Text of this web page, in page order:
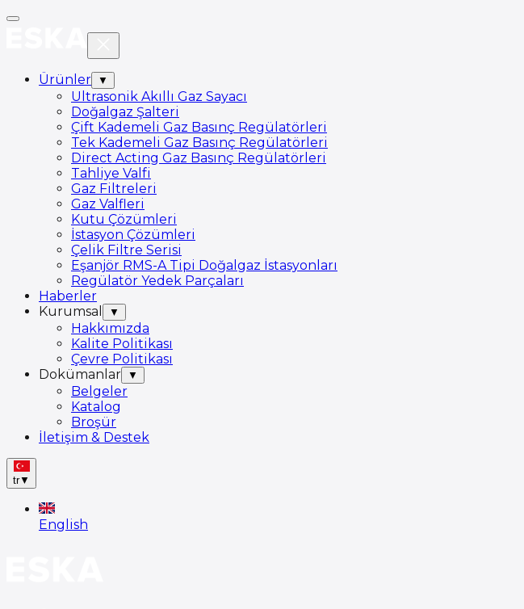
Ürünler ▼
Ultrasonik Akıllı Gaz Sayacı
Doğalgaz Şalteri
Çift Kademeli Gaz Basınç Regülatörleri
Tek Kademeli Gaz Basınç Regülatörleri
Direct Acting Gaz Basınç Regülatörleri
Tahliye Valfi
Gaz Filtreleri
Gaz Valfleri
Kutu Çözümleri
İstasyon Çözümleri
Çelik Filtre Serisi
Eşanjör RMS-A Tipi Doğalgaz İstasyonları
Regülatör Yedek Parçaları
Haberler
Kurumsal
▼
Hakkımızda
Kalite Politikası
Çevre Politikası
Dokümanlar
▼
Belgeler
Katalog
Broşür
İletişim & Destek
tr▼
English